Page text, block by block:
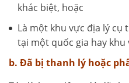
khác biệt, hoặc
Là một khu vực địa lý cụ
tại một quốc gia hay khu
b. Đã bị thanh lý hoặc